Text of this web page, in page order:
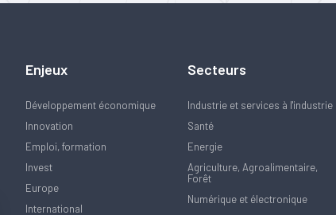
Enjeux
Développement économique
Innovation
Emploi, formation
Invest
Europe
International
Secteurs
Industrie et services à l'industrie
Santé
Energie
Agriculture, Agroalimentaire,
Forêt
Numérique et électronique